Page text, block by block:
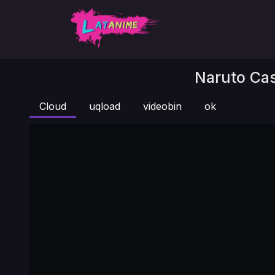
Naruto
Cloud uqload videobin ok